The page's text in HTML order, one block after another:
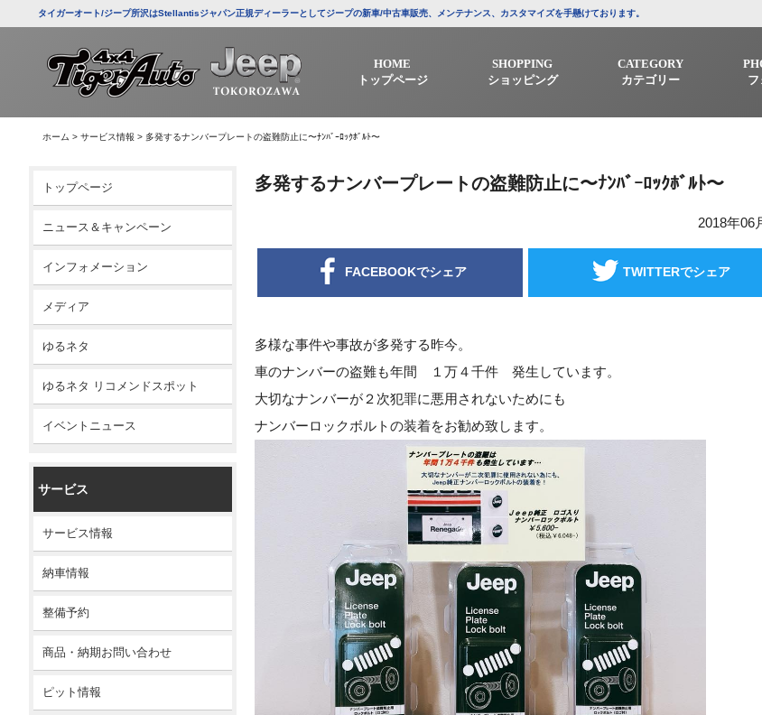
タイガーオート/ジープ所沢はStellantisジャパン正規ディーラーとしてジープの新車/中古車販売、メンテナンス、カスタマイズを手懸けております。
HOME
トップページ
SHOPPING
ショッピング
CATEGORY
カテゴリー
ホーム > サービス情報 > 多発するナンバープレートの盗難防止に〜ﾅﾝﾊﾞｰﾛｯｸﾎﾞﾙﾄ〜
トップページ
ニュース＆キャンペーン
インフォメーション
メディア
ゆるネタ
ゆるネタ リコメンドスポット
イベントニュース
サービス
サービス情報
納車情報
整備予約
商品・納期お問い合わせ
ピット情報
多発するナンバープレートの盗難防止に〜ﾅﾝﾊﾞｰﾛｯｸﾎﾞﾙﾄ〜
2018年06
FACEBOOKでシェア TWITTERでシェア
多様な事件や事故が多発する昨今。
車のナンバーの盗難も年間 １万４千件 発生しています。
大切なナンバーが２次犯罪に悪用されないためにも
ナンバーロックボルトの装着をお勧め致します。